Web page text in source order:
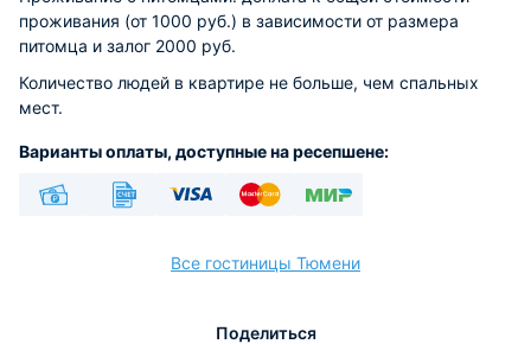
проживания (от 1000 руб.) в зависимости от размера
питомца и залог 2000 руб.
Количество людей в квартире не больше, чем спальных
мест.
Варианты оплаты, доступные на ресепшене:
Все гостиницы Тюмени
Поделиться